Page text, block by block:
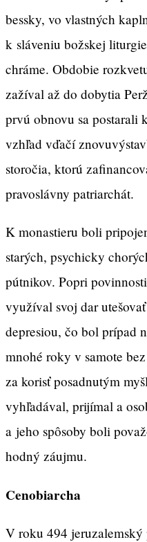
bessky, vo vlastných
k sláveniu božskej
chráme. Obdobie
zažíval až do dobytia
prvú obnovu sa postarali
vzhľad vďačí
storočia, ktorú
pravoslávny patriarchát.
K monastieru boli
starých, psychicky
pútnikov. Popri
využíval svoj dar
depresiou, čo bol prípad
mnohé roky v samote
za korisť posadnutým
vyhľadával, prijímal a
a jeho spôsoby boli
hodný záujmu.
Cenobiarcha
V roku 494 jeruzalemský